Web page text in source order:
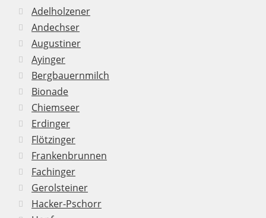
Adelholzener
Andechser
Augustiner
Ayinger
Bergbauernmilch
Bionade
Chiemseer
Erdinger
Flötzinger
Frankenbrunnen
Fachinger
Gerolsteiner
Hacker-Pschorr